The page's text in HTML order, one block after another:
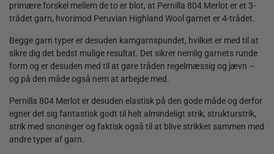
primære forskel mellem de to er blot, at Pernilla 804 Merlot er et 3-
trådet garn, hvorimod Peruvian Highland Wool garnet er 4-trådet.
Begge garn typer er desuden kamgarnspundet, hvilket er med til at
sikre dig det bedst mulige resultat. Det sikrer nemlig garnets runde
form og er desuden med til at gøre tråden regelmæssig og jævn –
og på den måde også nem at arbejde med.
Pernilla 804 Merlot er desuden elastisk på den gode måde og derfor
egner det sig fantastisk godt til helt almindeligt strik, strukturstrik,
strik med snoninger og faktisk også til at blive strikket sammen med
andre typer af garn.